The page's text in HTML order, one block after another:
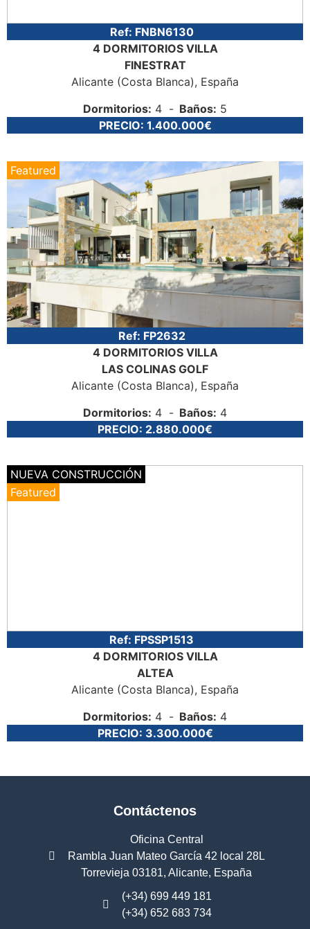
Ref: FNBN6130
4 DORMITORIOS VILLA
FINESTRAT
Alicante (Costa Blanca), España
Dormitorios: 4 Baños: 5
PRECIO: 1.400.000€
Featured
Ref: FP2632
4 DORMITORIOS VILLA
LAS COLINAS GOLF
Alicante (Costa Blanca), España
Dormitorios: 4 Baños: 4
PRECIO: 2.880.000€
NUEVA CONSTRUCCIÓN
Featured
Ref: FPSSP1513
4 DORMITORIOS VILLA
ALTEA
Alicante (Costa Blanca), España
Dormitorios: 4 Baños: 4
PRECIO: 3.300.000€
Contáctenos
Oficina Central
Rambla Juan Mateo García 42 local 28L
Torrevieja 03181, Alicante, España
(+34) 699 449 181
(+34) 652 683 734